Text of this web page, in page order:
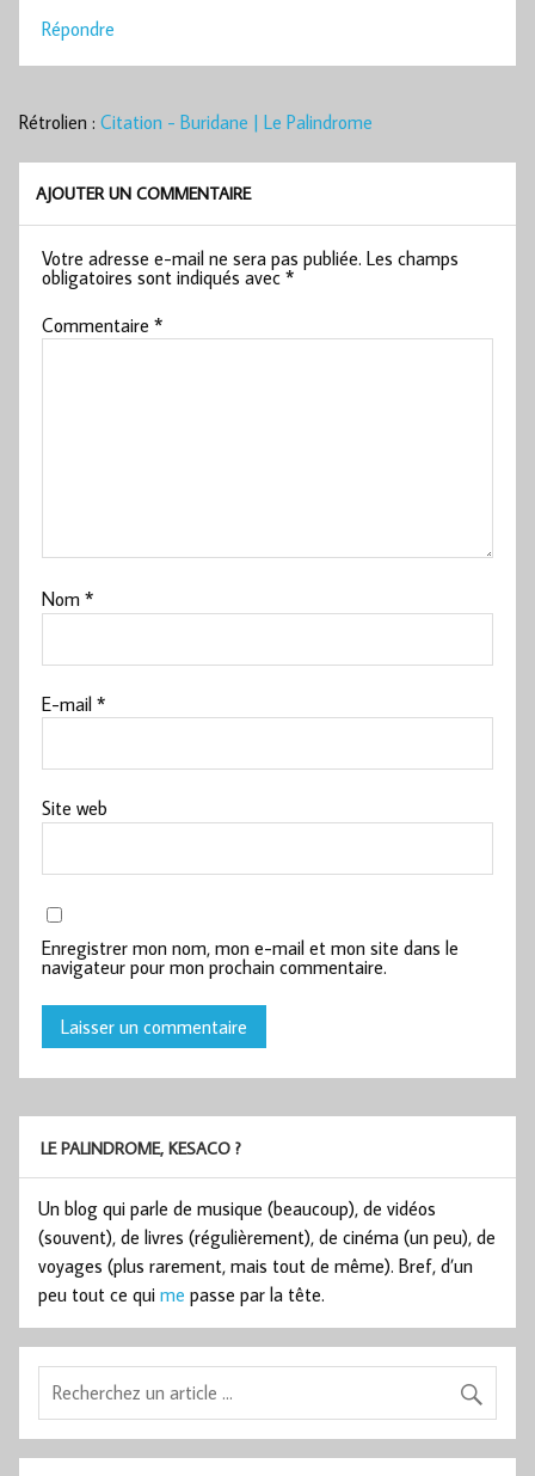
Répondre
Rétrolien : Citation - Buridane | Le Palindrome
AJOUTER UN COMMENTAIRE
Votre adresse e-mail ne sera pas publiée. Les champs
obligatoires sont indiqués avec*
Commentaire*
Nom*
E-mail*
Site web
Enregistrer mon nom, mon e-mail et mon site dans le
navigateur pour mon prochain commentaire.
LE PALINDROME, KESACO ?
Un blog qui parle de musique (beaucoup), de vidéos
(souvent), de livres (régulièrement), de cinéma (un peu), de
voyages (plus rarement, mais tout de même). Bref, d’un
peu tout ce qui me passe par la tête.